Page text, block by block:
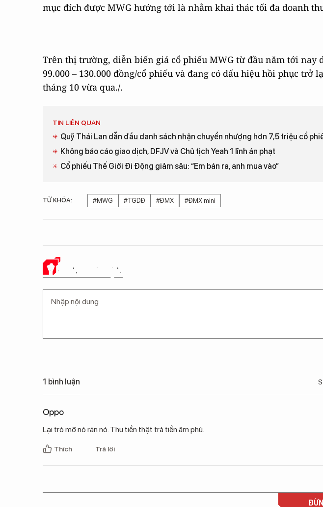
mục đích được MWG hướng tới là nhằm khai thác tối đa doanh
Trên thị trường, diễn biến giá cổ phiếu MWG từ đầu năm tới nay
99.000 – 130.000 đồng/cổ phiếu và đang có dấu hiệu hồi phục trở
tháng 10 vừa qua./.
TIN LIÊN QUAN
Quỹ Thái Lan dẫn đầu danh sách nhận chuyển nhượng hơn 7,5 triệu cổ
Không báo cáo giao dịch, DFJV và Chủ tịch Yeah 1 lĩnh án phạt
Cổ phiếu Thế Giới Đi Động giảm sâu: “Em bán ra, anh mua vào”
TỪ KHÓA: #MWG #TGDĐ #ĐMX #ĐMX mini
Ý KIẾN CỦA BẠN
1 bình luận
Oppo
Lại trò mỡ nó rán nó. Thu tiền thật trả tiền âm phủ.
Thích Trả lời